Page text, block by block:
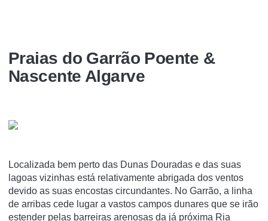
Praias do Garrão Poente &
Nascente Algarve
Localizada bem perto das Dunas Douradas e das suas
lagoas vizinhas está relativamente abrigada dos ventos
devido as suas encostas circundantes. No Garrão, a linha
de arribas cede lugar a vastos campos dunares que se irão
estender pelas barreiras arenosas da já próxima Ria